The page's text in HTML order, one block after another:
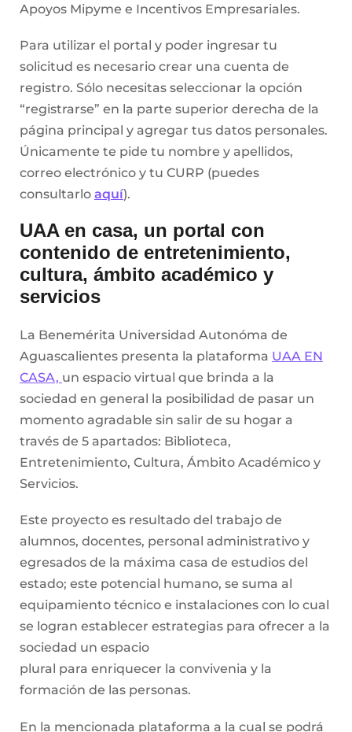
Apoyos Mipyme e Incentivos Empresariales.
Para utilizar el portal y poder ingresar tu
solicitud es necesario crear una cuenta de
registro. Sólo necesitas seleccionar la opción
“registrarse” en la parte superior derecha de la
página principal y agregar tus datos personales.
Únicamente te pide tu nombre y apellidos,
correo electrónico y tu CURP (puedes
consultarlo aquí).
UAA en casa, un portal con
contenido de entretenimiento,
cultura, ámbito académico y
servicios
La Benemérita Universidad Autonóma de
Aguascalientes presenta la plataforma UAA EN
CASA, un espacio virtual que brinda a la
sociedad en general la posibilidad de pasar un
momento agradable sin salir de su hogar a
través de 5 apartados: Biblioteca,
Entretenimiento, Cultura, Ámbito Académico y
Servicios.
Este proyecto es resultado del trabajo de
alumnos, docentes, personal administrativo y
egresados de la máxima casa de estudios del
estado; este potencial humano, se suma al
equipamiento técnico e instalaciones con lo cual
se logran establecer estrategias para ofrecer a la
sociedad un espacio
plural para enriquecer la convivenia y la
formación de las personas.
En la mencionada plataforma a la cual se podrá